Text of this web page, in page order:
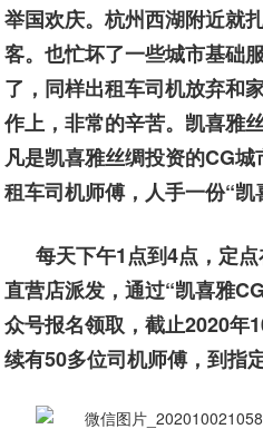
举国欢庆。杭州西湖附近就
客。也忙坏了一些城市基础
了，同样出租车司机放弃和
作上，非常的辛苦。凯喜雅
凡是凯喜雅丝绸投资的CG
租车司机师傅，人手一份“凯
每天下午1点到4点，定
直营店派发，通过“凯喜雅
众号报名领取，截止2020年
续有50多位司机师傅，到指